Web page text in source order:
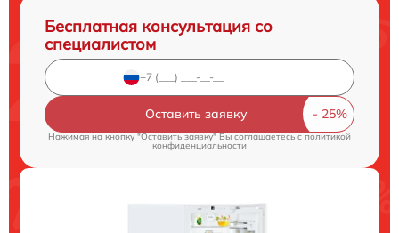
Бесплатная консультация со
специалистом
Оставить заявку
Нажимая на кнопку "Оставить заявку" Вы соглашаетесь cполитикой
конфиденциальности